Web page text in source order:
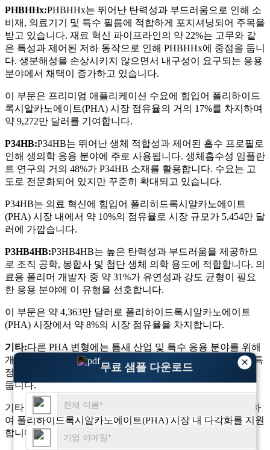
×
무료 샘플 다운로드
PHBHHx:PHBHHx는 뛰어난 탄력성과 부드러움으로 인해 소
비재, 의료기기 및 특수 필름에 적합하게 포지셔닝되어 주목을
받고 있습니다. 재료 혁신 파이프라인의 약 22%는 고무와 같
은 특성과 제어된 저하 동작으로 인해 PHBHHx에 중점을 둡니
다. 생분해성을 손상시키지 않으면서 내구성이 요구되는 응용
분야에서 채택이 증가하고 있습니다.
이 부문은 프리미엄 애플리케이션 수요에 힘입어 폴리하이드
록시알카노에이트(PHA) 시장 점유율의 거의 17%를 차지하며
약 9,272만 달러를 기여합니다.
P34HB:P34HB는 뛰어난 생체 적합성과 제어된 흡수 프로필로
인해 생의학 응용 분야에 주로 사용됩니다. 생체흡수성 임플란
트 연구의 거의 48%가 P34HB 소재를 활용합니다. 수요는 고
도로 전문화되어 있지만 꾸준히 확대되고 있습니다.
P34HB는 의료 혁신에 힘입어 폴리히드록시알카노에이트
(PHA) 시장 내에서 약 10%의 점유율로 시장 규모가 5,454만 달
러에 가깝습니다.
P3HB4HB:P3HB4HB는 높은 탄력성과 부드러움을 제공하므
로 조직 공학, 봉합사 및 첨단 생체 의학 용도에 적합합니다. 의
료용 폴리머 개발자 중 약 31%가 유연성과 강도 균형이 필요
한 응용 분야에 이 유형을 선호합니다.
이 부문은 약 4,363만 달러로 폴리하이드록시알카노에이트
(PHA) 시장에서 약 8%의 시장 점유율을 차지합니다.
기타:다른 PHA 변형에는 틈새 산업 및 특수 응용 분야를 위해
개발된 맞춤형 공중합체가 포함됩니다. 생산자의 약 15%는 특
정 성능 격차를 해결하기 위해 맞춤형 PHA 혼합물에 중점을
둡니다.
기타 카테고리는 약 5%의 점유율로 약 2,862만 달러를 기여하
여 폴리하이드록시알카노에이트(PHA) 시장 내 다각화를 지원
합니다.